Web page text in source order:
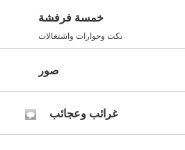
خمسة فرفشة
نكت وحوارات واشتغالات
صور
غرائب وعجائب